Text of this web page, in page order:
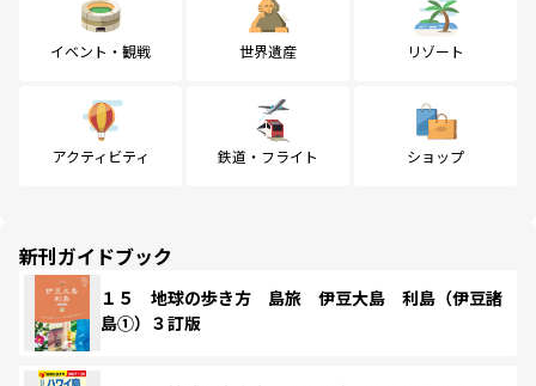
イベント・観戦 世界遺産 リゾート
アクティビティ 鉄道・フライト ショップ
新刊ガイドブック
１５ 地球の歩き方 島旅 伊豆大島 利島（伊豆諸
島①）３訂版